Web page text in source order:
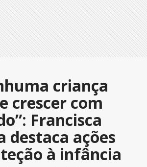
criança
crescer com
Francisca
destaca ações
à infância